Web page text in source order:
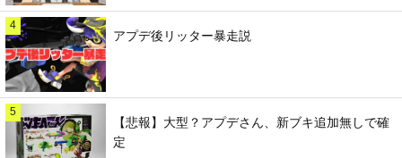
4
アプデ後リッター暴走説
5
【悲報】大型？アプデさん、新ブキ追加無しで確
定